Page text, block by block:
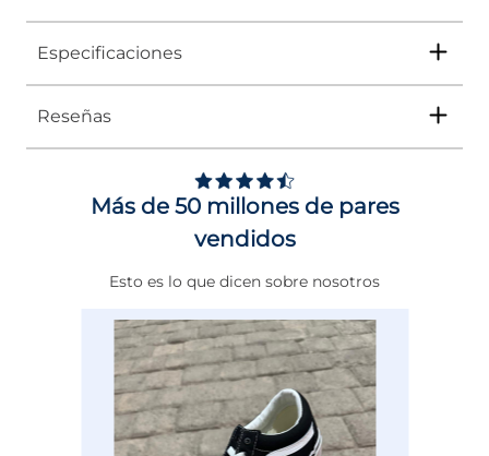
Especificaciones
Tipo
Género Niña
DE 0 A 4 cms
NORMAL
BLANCO
3731964162554
Reseñas
Más de 50 millones de pares
vendidos
Esto es lo que dicen sobre nosotros